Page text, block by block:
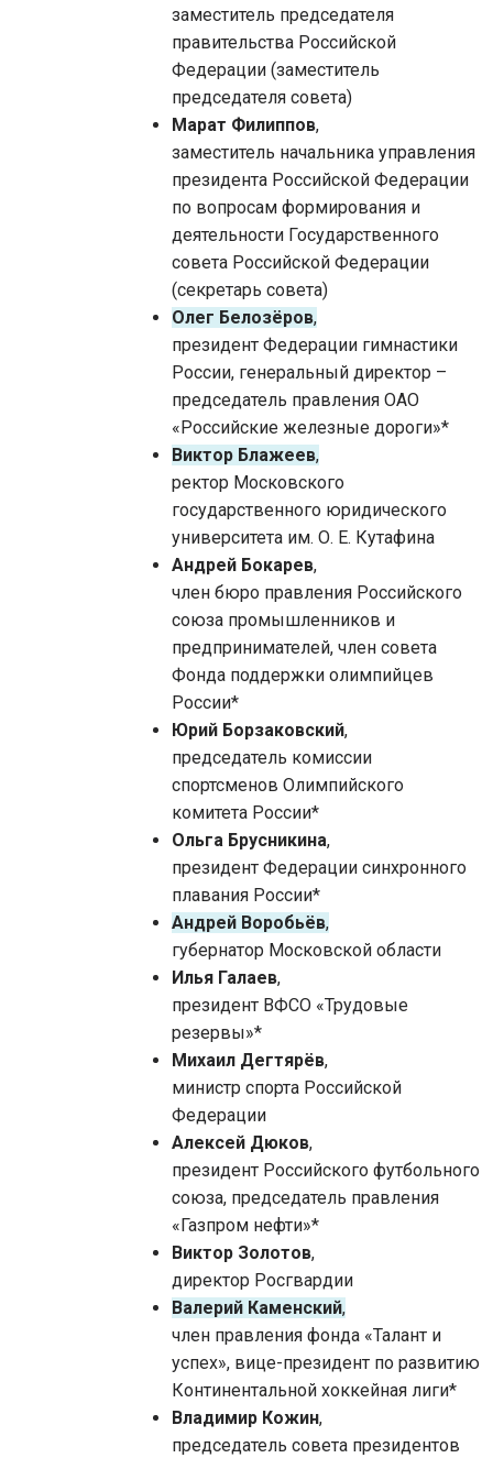
заместитель председателя
правительства Российской
Федерации (заместитель
председателя совета)
Марат Филиппов,
заместитель начальника управления
президента Российской Федерации
по вопросам формирования и
деятельности Государственного
совета Российской Федерации
(секретарь совета)
Олег Белозёров,
президент Федерации гимнастики
России, генеральный директор –
председатель правления ОАО
«Российские железные дороги»*
Виктор Блажеев,
ректор Московского
государственного юридического
университета им. О. Е. Кутафина
Андрей Бокарев,
член бюро правления Российского
союза промышленников и
предпринимателей, член совета
Фонда поддержки олимпийцев
России*
Юрий Борзаковский,
председатель комиссии
спортсменов Олимпийского
комитета России*
Ольга Брусникина,
президент Федерации синхронного
плавания России*
Андрей Воробьёв,
губернатор Московской области
Илья Галаев,
президент ВФСО «Трудовые
резервы»*
Михаил Дегтярёв,
министр спорта Российской
Федерации
Алексей Дюков,
президент Российского футбольного
союза, председатель правления
«Газпром нефти»*
Виктор Золотов,
директор Росгвардии
Валерий Каменский,
член правления фонда «Талант и
успех», вице-президент по развитию
Континентальной хоккейная лиги*
Владимир Кожин,
председатель совета президентов